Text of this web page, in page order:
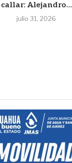
callar: Alejandro...
julio 31, 2026